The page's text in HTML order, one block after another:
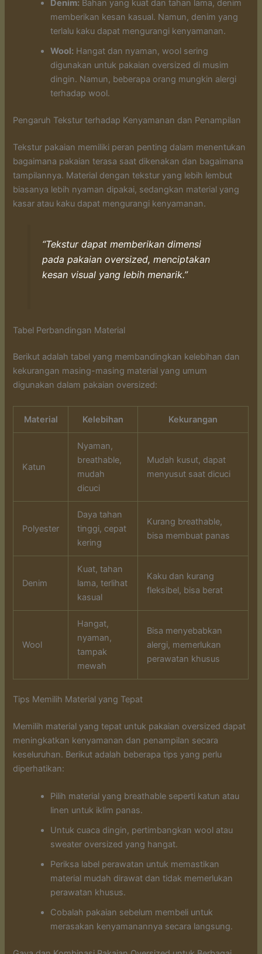
Denim: Bahan yang kuat dan tahan lama, denim
memberikan kesan kasual. Namun, denim yang
terlalu kaku dapat mengurangi kenyamanan.
Wool: Hangat dan nyaman, wool sering
digunakan untuk pakaian oversized di musim
dingin. Namun, beberapa orang mungkin alergi
terhadap wool.
Pengaruh Tekstur terhadap Kenyamanan dan Penampilan
Tekstur pakaian memiliki peran penting dalam menentukan
bagaimana pakaian terasa saat dikenakan dan bagaimana
tampilannya. Material dengan tekstur yang lebih lembut
biasanya lebih nyaman dipakai, sedangkan material yang
kasar atau kaku dapat mengurangi kenyamanan.
“Tekstur dapat memberikan dimensi
pada pakaian oversized, menciptakan
kesan visual yang lebih menarik.”
Tabel Perbandingan Material
Berikut adalah tabel yang membandingkan kelebihan dan
kekurangan masing-masing material yang umum
digunakan dalam pakaian oversized:
Material Kelebihan Kekurangan
Katun
Nyaman,
breathable,
mudah
dicuci
Mudah kusut, dapat
menyusut saat dicuci
Polyester
Daya tahan
tinggi, cepat
kering
Kurang breathable,
bisa membuat panas
Denim
Kuat, tahan
lama, terlihat
kasual
Kaku dan kurang
fleksibel, bisa berat
Wool
Hangat,
nyaman,
tampak
mewah
Bisa menyebabkan
alergi, memerlukan
perawatan khusus
Tips Memilih Material yang Tepat
Memilih material yang tepat untuk pakaian oversized dapat
meningkatkan kenyamanan dan penampilan secara
keseluruhan. Berikut adalah beberapa tips yang perlu
diperhatikan:
Pilih material yang breathable seperti katun atau
linen untuk iklim panas.
Untuk cuaca dingin, pertimbangkan wool atau
sweater oversized yang hangat.
Periksa label perawatan untuk memastikan
material mudah dirawat dan tidak memerlukan
perawatan khusus.
Cobalah pakaian sebelum membeli untuk
merasakan kenyamanannya secara langsung.